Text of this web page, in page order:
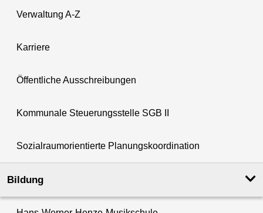
Verwaltung A-Z
Karriere
Öffentliche Ausschreibungen
Kommunale Steuerungsstelle SGB II
Sozialraumorientierte Planungskoordination
Bildung